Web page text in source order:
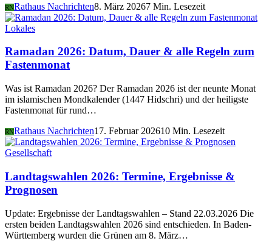
RNRathaus Nachrichten8. März 20267 Min. Lesezeit
Lokales
Ramadan 2026: Datum, Dauer & alle Regeln zum
Fastenmonat
Was ist Ramadan 2026? Der Ramadan 2026 ist der neunte Monat
im islamischen Mondkalender (1447 Hidschri) und der heiligste
Fastenmonat für rund…
RNRathaus Nachrichten17. Februar 202610 Min. Lesezeit
Gesellschaft
Landtagswahlen 2026: Termine, Ergebnisse &
Prognosen
Update: Ergebnisse der Landtagswahlen – Stand 22.03.2026 Die
ersten beiden Landtagswahlen 2026 sind entschieden. In Baden-
Württemberg wurden die Grünen am 8. März…